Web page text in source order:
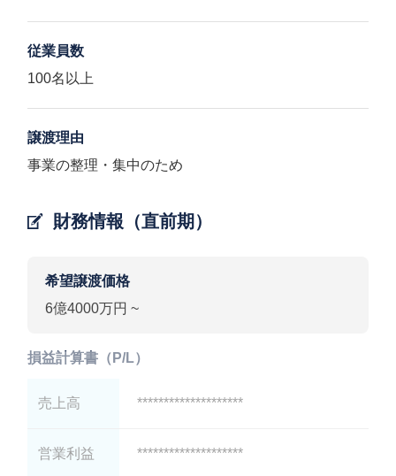
従業員数
100名以上
譲渡理由
事業の整理・集中のため
財務情報（直前期）
希望譲渡価格
6億4000万円 ~
損益計算書（P/L）
売上高 ********************
営業利益 ********************